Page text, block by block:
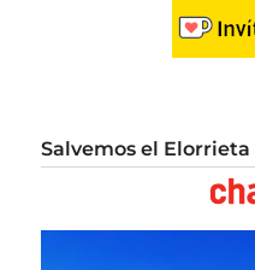
Salvemos el Elorrieta